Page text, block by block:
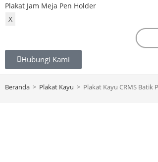
Plakat Jam Meja Pen Holder
X
Hubungi Kami
Beranda > Plakat Kayu > Plakat Kayu CRMS Batik